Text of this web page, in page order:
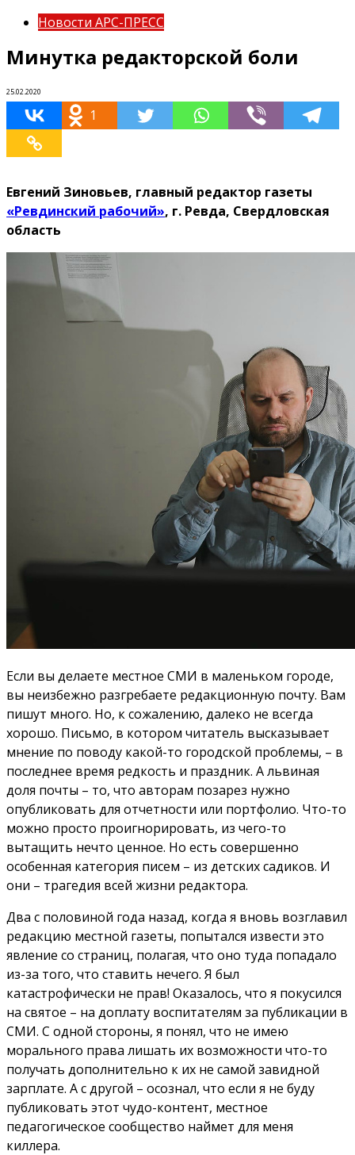
Новости АРС-ПРЕСС
Минутка редакторской боли
25.02.2020
1
Евгений Зиновьев, главный редактор газеты
«Ревдинский рабочий», г. Ревда, Свердловская
область
Если вы делаете местное СМИ в маленьком городе,
вы неизбежно разгребаете редакционную почту. Вам
пишут много. Но, к сожалению, далеко не всегда
хорошо. Письмо, в котором читатель высказывает
мнение по поводу какой-то городской проблемы, – в
последнее время редкость и праздник. А львиная
доля почты – то, что авторам позарез нужно
опубликовать для отчетности или портфолио. Что-то
можно просто проигнорировать, из чего-то
вытащить нечто ценное. Но есть совершенно
особенная категория писем – из детских садиков. И
они – трагедия всей жизни редактора.
Два с половиной года назад, когда я вновь возглавил
редакцию местной газеты, попытался извести это
явление со страниц, полагая, что оно туда попадало
из-за того, что ставить нечего. Я был
катастрофически не прав! Оказалось, что я покусился
на святое – на доплату воспитателям за публикации в
СМИ. С одной стороны, я понял, что не имею
морального права лишать их возможности что-то
получать дополнительно к их не самой завидной
зарплате. А с другой – осознал, что если я не буду
публиковать этот чудо-контент, местное
педагогическое сообщество наймет для меня
киллера.